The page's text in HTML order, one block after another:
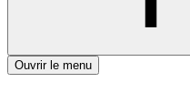
Ouvrir le menu